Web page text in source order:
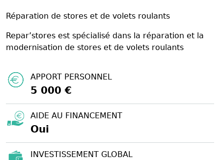
Réparation de stores et de volets roulants
Repar’stores est spécialisé dans la réparation et la
modernisation de stores et de volets roulants
APPORT PERSONNEL
5 000 €
AIDE AU FINANCEMENT
Oui
INVESTISSEMENT GLOBAL